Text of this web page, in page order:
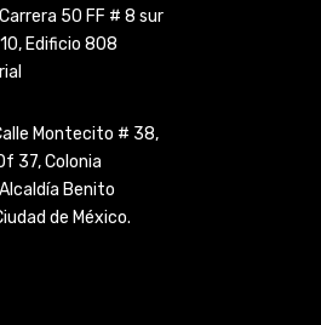
50 FF # 8 sur
Edificio 808
Montecito # 38,
37, Colonia
Alcaldía Benito
de México.